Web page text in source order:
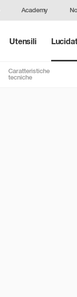
Academy
Utensili
Caratteristiche
tecniche